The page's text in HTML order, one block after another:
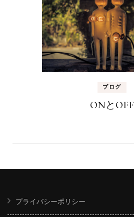
ブログ
ONとOFF
プライバシーポリシー